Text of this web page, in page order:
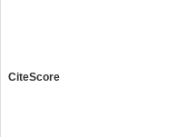
CiteScore